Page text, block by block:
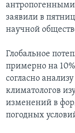
заявили в
научной
Глобальное
примерно на
согласно
климатологов
изменений в
погодных